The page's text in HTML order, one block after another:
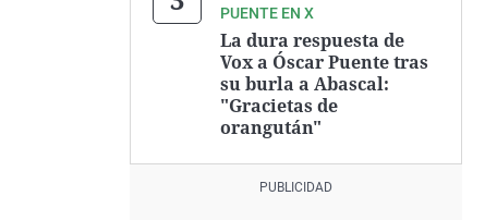
PUENTE EN X
La dura respuesta de
Vox a Óscar Puente tras
su burla a Abascal:
"Gracietas de
orangután"